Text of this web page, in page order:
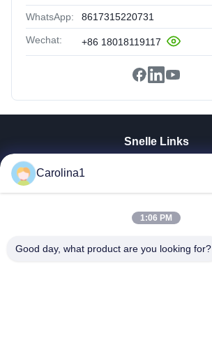
WhatsApp: 8617315220731
Wechat: +86 18018119117
Snelle Links
Ongeveer Ons
Kwaliteitscontrole
Carolina1
1:06 PM
Good day, what product are you looking for?